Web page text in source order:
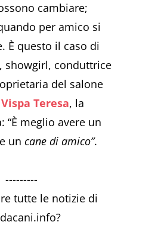
cambiare;
per amico si
È questo il caso di
, showgirl, conduttrice
del salone
Teresa, la
“È meglio avere un
uncane di amico”.
---------
tutte le notizie di